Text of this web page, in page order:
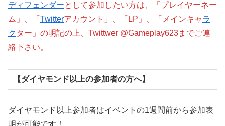
ディフェンダーとして参加したい方は、「プレイヤーネー
ム」、「 Twitterアカウント」、「LP」、「メインキャラ
ク ター」の明記の上、Twittwer @Gameplay623までご連
絡下さい。
【ダイヤモンド以上の参加者の方へ】
ダイヤモンド以上参加者はイベントの1週間前から参加表
明が可能です！